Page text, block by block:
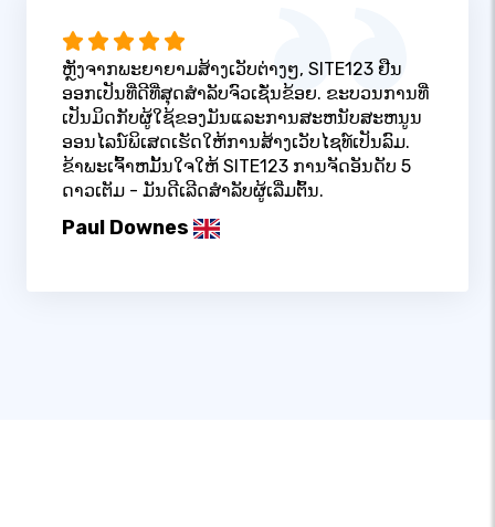
ຫຼັງຈາກພະຍາຍາມສ້າງເວັບຕ່າງໆ, SITE123 ຢືນ
ອອກເປັນທີ່ດີທີ່ສຸດສໍາລັບຈົວເຊັ່ນຂ້ອຍ. ຂະບວນການທີ່
ເປັນມິດກັບຜູ້ໃຊ້ຂອງມັນແລະການສະຫນັບສະຫນູນ
ອອນໄລນ໌ພິເສດເຮັດໃຫ້ການສ້າງເວັບໄຊທ໌ເປັນລົມ.
ຂ້າພະເຈົ້າຫມັ້ນໃຈໃຫ້ SITE123 ການຈັດອັນດັບ 5
ດາວເຕັມ - ມັນດີເລີດສໍາລັບຜູ້ເລີ່ມຕົ້ນ.
Paul Downes